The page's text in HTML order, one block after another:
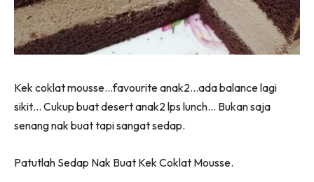
Kek coklat mousse…favourite anak2…ada balance lagi
sikit… Cukup buat desert anak2 lps lunch… Bukan saja
senang nak buat tapi sangat sedap.
Patutlah Sedap Nak Buat Kek Coklat Mousse.